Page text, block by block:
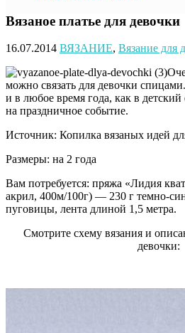
Вязаное платье для девочки
16.07.2014 ВЯЗАНИЕ, Вязание для
можно связать для девочки
и в любое время года, как в детский
на праздничное событие.
Источник: Копилка вязаных идей
Размеры: на 2 года
Вам потребуется: пряжа «Лидия
акрил, 400м/100г) — 230 г темно-
пуговицы, лента длиной 1,5 метра.
Смотрите схему вязания и
девочки: